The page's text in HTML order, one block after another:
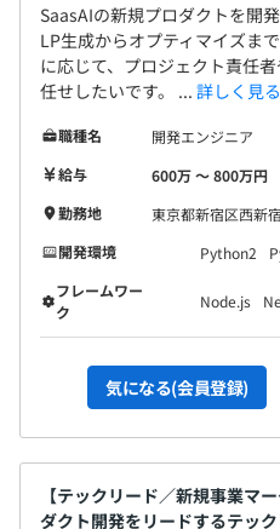
SaasAIの新規プロダクトを開
LP生成からオプティマイズま
に応じて、プロジェクト責任
任せしたいです。 ... 詳しく見る
職種名
開発エンジニア
給与
600万 〜 800万円
勤務地
東京都新宿区西新
開発環境
Python2
フレームワー
ク
Node.js
気になる(会員登録)
【テックリード／新規事業マ
ダクト開発をリードするテック